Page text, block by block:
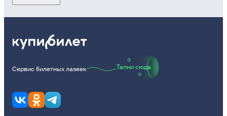
Сервис билетных лазеек Тапни сюда